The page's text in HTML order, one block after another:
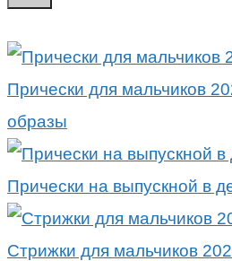
Прически для мальчиков
образы
Прически на выпускной в
Стрижки для мальчиков